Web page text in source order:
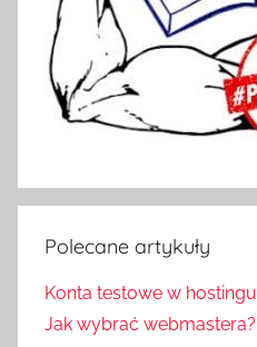
Polecane artykuły
Konta testowe w hostingu
Jak wybrać webmastera?